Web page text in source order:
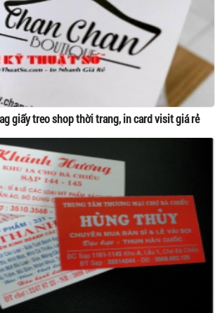
giấy treo shop thời trang, in card visit giá rẻ